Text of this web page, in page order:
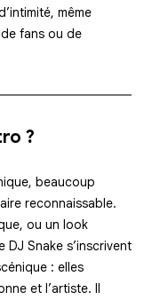
même
fans ou de
?
beaucoup
reconnaissable.
ou un look
Snake s’inscrivent
: elles
et l’artiste. Il